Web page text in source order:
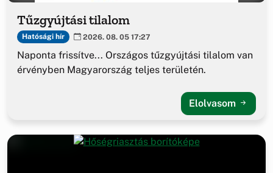
Tűzgyújtási tilalom
Hatósági hír 2026. 08. 05 17:27
Naponta frissítve... Országos tűzgyújtási tilalom van
érvényben Magyarország teljes területén.
Elolvasom